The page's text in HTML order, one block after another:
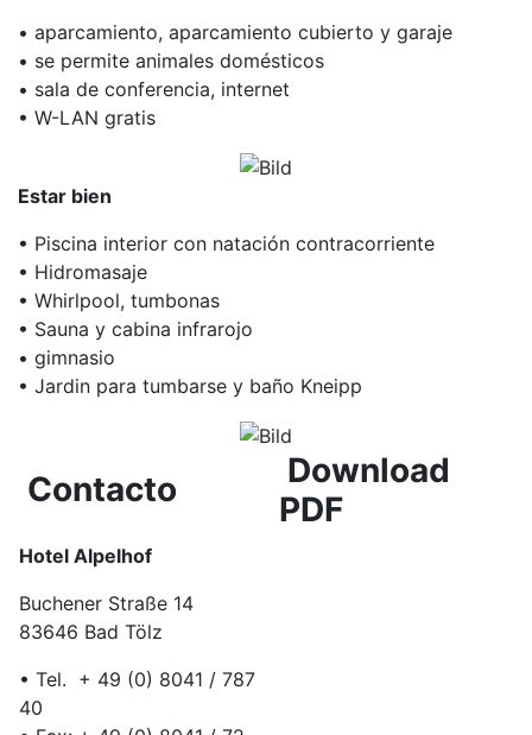
• aparcamiento, aparcamiento cubierto y garaje
• se permite animales domésticos
• sala de conferencia, internet
• W-LAN gratis
Estar bien
• Piscina interior con natación contracorriente
• Hidromasaje
• Whirlpool, tumbonas
• Sauna y cabina infrarojo
• gimnasio
• Jardin para tumbarse y baño Kneipp
Contacto
Download
PDF
Hotel Alpelhof
Buchener Straße 14
83646 Bad Tölz
• Tel. + 49 (0) 8041 / 787
40